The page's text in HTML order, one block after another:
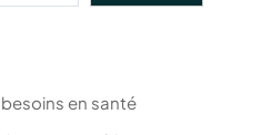
en santé